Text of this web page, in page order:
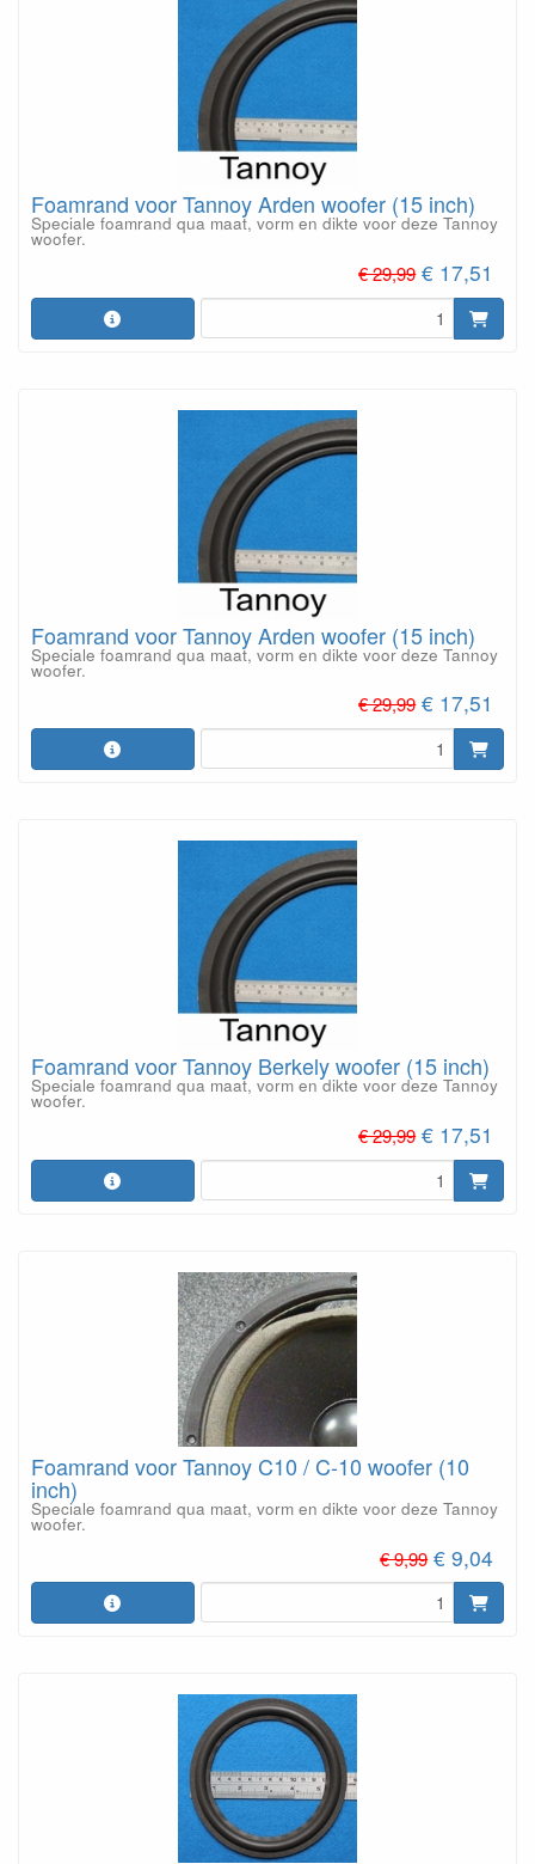
Foamrand voor Tannoy Arden woofer (15 inch)
Speciale foamrand qua maat, vorm en dikte voor deze Tannoy
woofer.
€ 29,99 € 17,51
Foamrand voor Tannoy Arden woofer (15 inch)
Speciale foamrand qua maat, vorm en dikte voor deze Tannoy
woofer.
€ 29,99 € 17,51
Foamrand voor Tannoy Berkely woofer (15 inch)
Speciale foamrand qua maat, vorm en dikte voor deze Tannoy
woofer.
€ 29,99 € 17,51
Foamrand voor Tannoy C10 / C-10 woofer (10
inch)
Speciale foamrand qua maat, vorm en dikte voor deze Tannoy
woofer.
€ 9,99 € 9,04